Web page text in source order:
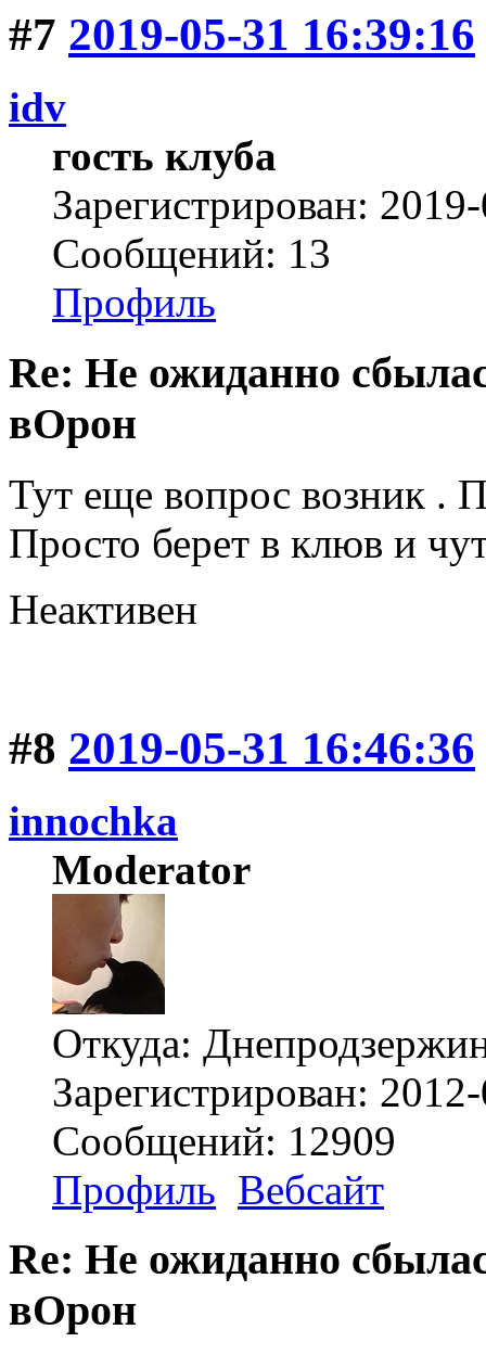
#7 2019-05-31 16:39:16
idv
гость клуба
Зарегистрирован:
Сообщений: 13
Профиль
Re: Не ожиданно
вОрон
Тут еще вопрос возник .
Просто берет в клюв и
Неактивен
#8 2019-05-31 16:46:36
innochka
Moderator
Откуда:
Зарегистрирован:
Сообщений: 12909
Профиль Вебсайт
Re: Не ожиданно
вОрон